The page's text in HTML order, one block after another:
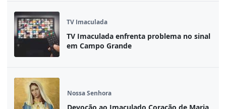
TV Imaculada
TV Imaculada enfrenta problema no sinal
em Campo Grande
Nossa Senhora
Devoção ao Imaculado Coração de Maria